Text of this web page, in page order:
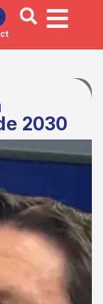
2030